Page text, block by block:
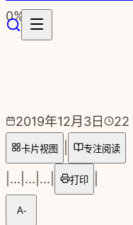
跳转到主要内容
0%
2019年12月3日 22
卡片视图 专注阅读
... ... ... 打印
A-